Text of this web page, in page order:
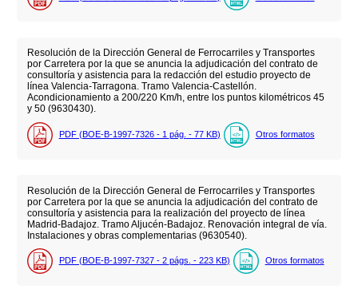
Resolución de la Dirección General de Ferrocarriles y Transportes
por Carretera por la que se anuncia la adjudicación del contrato de
consultoría y asistencia para la redacción del estudio proyecto de
línea Valencia-Tarragona. Tramo Valencia-Castellón.
Acondicionamiento a 200/220 Km/h, entre los puntos kilométricos 45
y 50 (9630430).
PDF (BOE-B-1997-7326 - 1 pág. - 77 KB) Otros formatos
Resolución de la Dirección General de Ferrocarriles y Transportes
por Carretera por la que se anuncia la adjudicación del contrato de
consultoría y asistencia para la realización del proyecto de línea
Madrid-Badajoz. Tramo Aljucén-Badajoz. Renovación integral de vía.
Instalaciones y obras complementarias (9630540).
PDF (BOE-B-1997-7327 - 2 págs. - 223 KB) Otros formatos